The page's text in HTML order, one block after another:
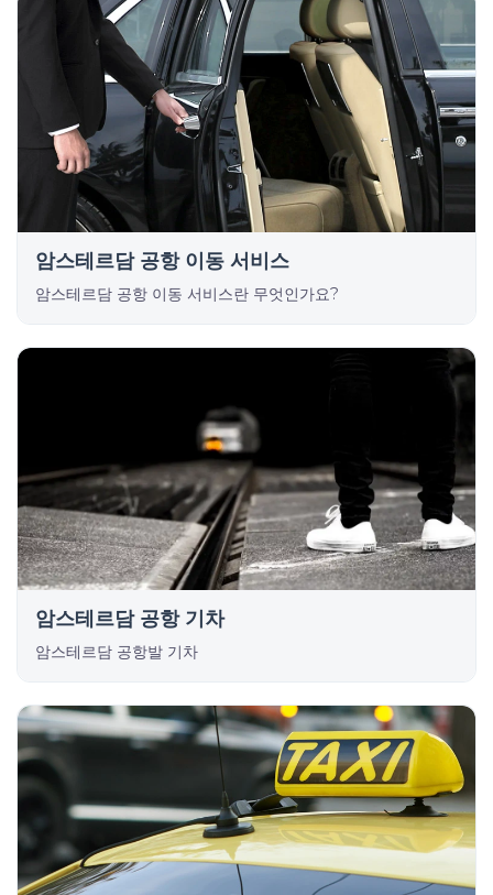
암스테르담 공항 이동 서비스
암스테르담 공항 이동 서비스란 무엇인가요?
암스테르담 공항 기차
암스테르담 공항발 기차